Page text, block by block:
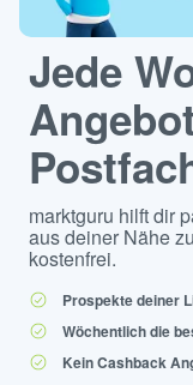
Jede
marktguru hilft dir
aus deiner Nähe
kostenfrei.
Prospekte deiner
Wöchentlich die
Kein Cashback